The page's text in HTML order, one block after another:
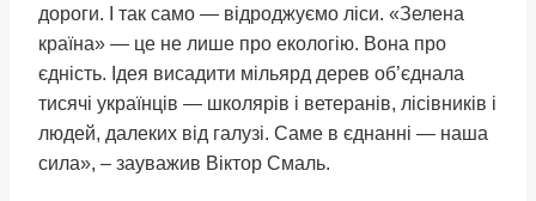
дороги. І так само — відроджуємо ліси. «Зелена
країна» — це не лише про екологію. Вона про
єдність. Ідея висадити мільярд дерев об’єднала
тисячі українців — школярів і ветеранів, лісівників і
людей, далеких від галузі. Саме в єднанні — наша
сила», – зауважив Віктор Смаль.